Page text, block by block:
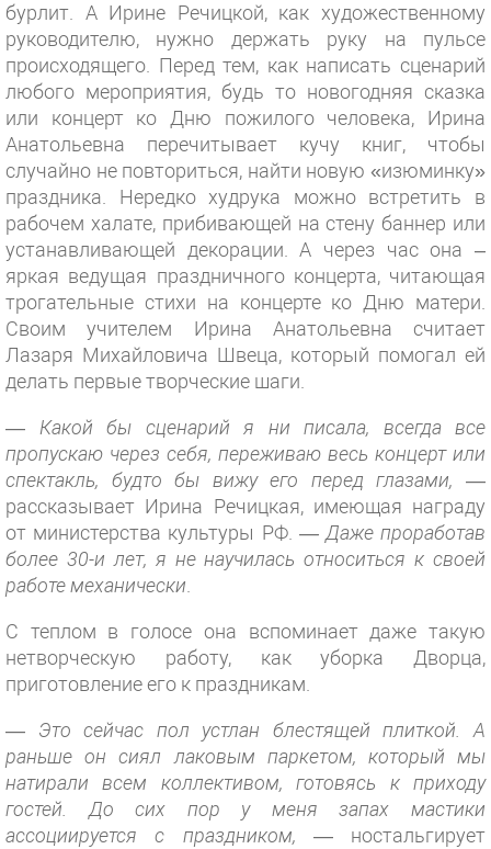
бурлит. А Ирине Речицкой, как художественному
руководителю, нужно держать руку на пульсе
происходящего. Перед тем, как написать сценарий
любого мероприятия, будь то новогодняя сказка
или концерт ко Дню пожилого человека, Ирина
Анатольевна перечитывает кучу книг, чтобы
случайно не повториться, найти новую «изюминку»
праздника. Нередко худрука можно встретить в
рабочем халате, прибивающей на стену баннер или
устанавливающей декорации. А через час она –
яркая ведущая праздничного концерта, читающая
трогательные стихи на концерте ко Дню матери.
Своим учителем Ирина Анатольевна считает
Лазаря Михайловича Швеца, который помогал ей
делать первые творческие шаги.
— Какой бы сценарий я ни писала, всегда все
пропускаю через себя, переживаю весь концерт или
спектакль, будто бы вижу его перед глазами, —
рассказывает Ирина Речицкая, имеющая награду
от министерства культуры РФ. — Даже проработав
более 30-и лет, я не научилась относиться к своей
работе механически
С теплом в голосе она вспоминает даже такую
нетворческую работу, как уборка Дворца,
приготовление его к праздникам.
— Это сейчас пол устлан блестящей плиткой. А
раньше он сиял лаковым паркетом, который мы
натирали всем коллективом, готовясь к приходу
гостей. До сих пор у меня запах мастики
ассоциируется с праздником, — ностальгирует